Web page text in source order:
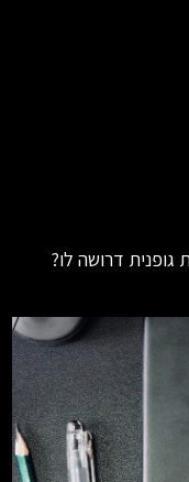
גופנית דרושה לו?